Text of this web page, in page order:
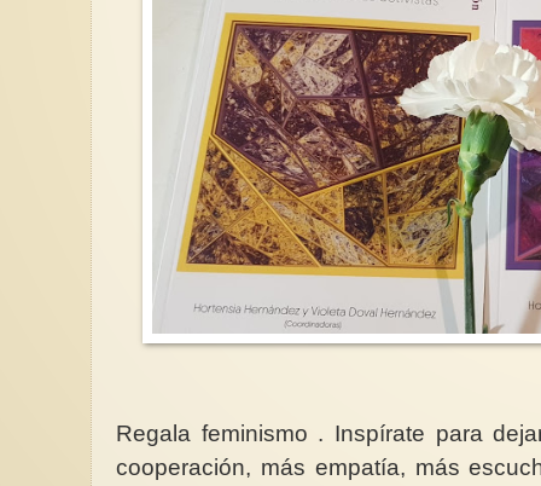
Regala feminismo . Inspírate para
cooperación, más empatía, más